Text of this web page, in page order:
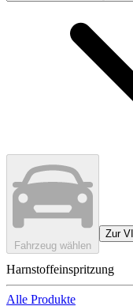
Fahrzeug wählen
Zur
Harnstoffeinspritzung
Alle Produkte